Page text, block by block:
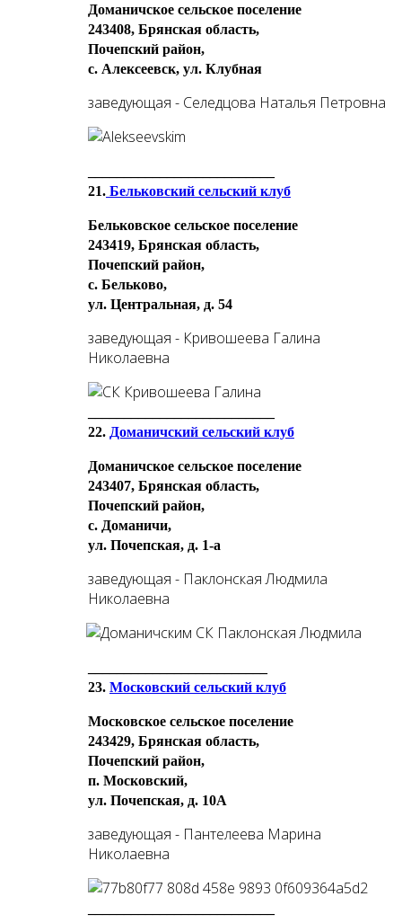
Доманичское сельское поселение
243408, Брянская область,
Почепский район,
с. Алексеевск, ул. Клубная
заведующая - Селедцова Наталья Петровна
21. Бельковский сельский клуб
Бельковское сельское поселение
243419, Брянская область,
Почепский район,
с. Бельково,
ул. Центральная, д. 54
заведующая - Кривошеева Галина
Николаевна
22. Доманичский сельский клуб
Доманичское сельское поселение
243407, Брянская область,
Почепский район,
с. Доманичи,
ул. Почепская, д. 1-а
заведующая - Паклонская Людмила
Николаевна
23. Московский сельский клуб
Московское сельское поселение
243429, Брянская область,
Почепский район,
п. Московский,
ул. Почепская, д. 10А
заведующая - Пантелеева Марина
Николаевна